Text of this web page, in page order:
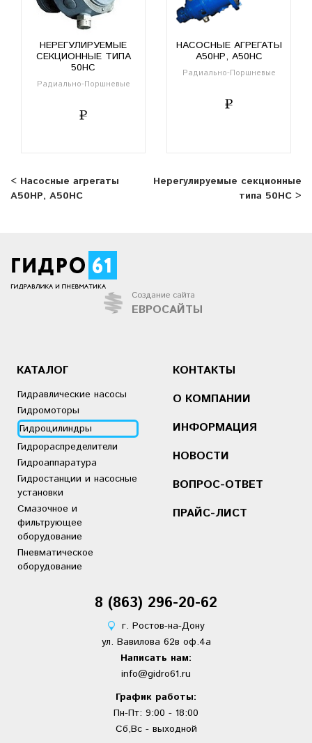
НЕРЕГУЛИРУЕМЫЕ
СЕКЦИОННЫЕ ТИПА
50НС
Радиально-Поршневые
НАСОСНЫЕ АГРЕГАТЫ
А50НР, А50НС
Радиально-Поршневые
< Насосные агрегаты
А50НР, А50НС
Нерегулируемые секционные
типа 50НС >
Создание сайта
ЕВРОСАЙТЫ
КАТАЛОГ
Гидравлические насосы
Гидромоторы
Гидроцилиндры
Гидрораспределители
Гидроаппаратура
Гидростанции и насосные
установки
Смазочное и
фильтрующее
оборудование
Пневматическое
оборудование
КОНТАКТЫ
О КОМПАНИИ
ИНФОРМАЦИЯ
НОВОСТИ
ВОПРОС-ОТВЕТ
ПРАЙС-ЛИСТ
8 (863) 296-20-62
г. Ростов-на-Дону
ул. Вавилова 62в оф.4а
Написать нам:
info@gidro61.ru
График работы:
Пн-Пт: 9:00 - 18:00
Сб,Вс - выходной